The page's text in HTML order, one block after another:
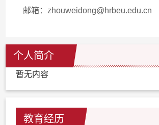
邮箱： zhouweidong@hrbeu.edu.cn
个人简介
暂无内容
教育经历